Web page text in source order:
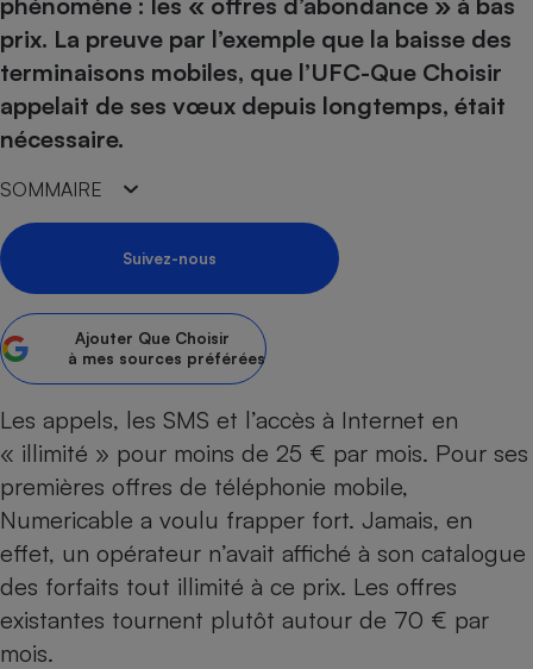
prix. La preuve par l’exemple que la baisse des
terminaisons mobiles, que l’UFC-Que Choisir
appelait de ses vœux depuis longtemps, était
nécessaire.
SOMMAIRE
Suivez-nous
Ajouter Que Choisir
à mes sources préférées
Les appels, les SMS et l’accès à Internet en
« illimité » pour moins de 25 € par mois. Pour ses
premières offres de téléphonie mobile,
Numericable a voulu frapper fort. Jamais, en
effet, un opérateur n’avait affiché à son catalogue
des forfaits tout illimité à ce prix. Les offres
existantes tournent plutôt autour de 70 € par
mois.
Sécurité - Hygiène
Complément
alimentaire
Assurance
Banque - Crédit
Epargne - Fiscalité
Circulation routière
Contrôle technique -
Pièce détachée
Comparateur auto
Comparatif climatiseur
Comparatif aspirateur
Comparatif robot cuiseur
Comparatif centrale
Gros électroménager
Petit électroménager -
Électricité - Gaz
Comparatif ordinateur
Comparatif ultrabook
Image et son
Informatique
Internet
Téléphonie
Crédit immobilier
Aménagement
Produit d'entretien
Sécurité domestique
Hygiène - Beauté
Maladie - Médecine -
Mutuelle
Maison de retraite
Choisir son fioul
Choisir son pellet
Comparateur assurance emprunteur
Energie Moins Chère Ensemble
Toutes les cartes interactives
connexion Internet